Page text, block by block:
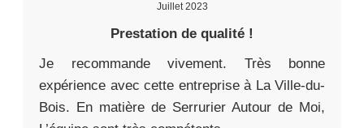
Juillet 2023
Prestation de qualité !
Je recommande vivement. Très bonne
expérience avec cette entreprise à La Ville-du-
Bois. En matière de Serrurier Autour de Moi,